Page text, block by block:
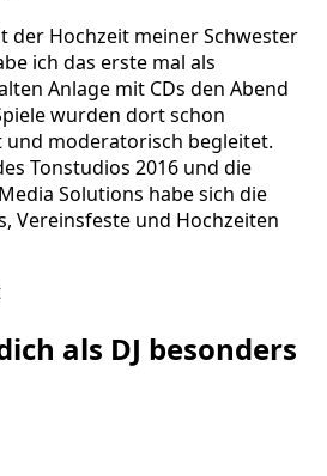
der Hochzeit meiner Schwester
ich das erste mal als
Anlage mit CDs den Abend
wurden dort schon
moderatorisch begleitet.
Tonstudios 2016 und die
Solutions habe sich die
Vereinsfeste und Hochzeiten
als DJ besonders